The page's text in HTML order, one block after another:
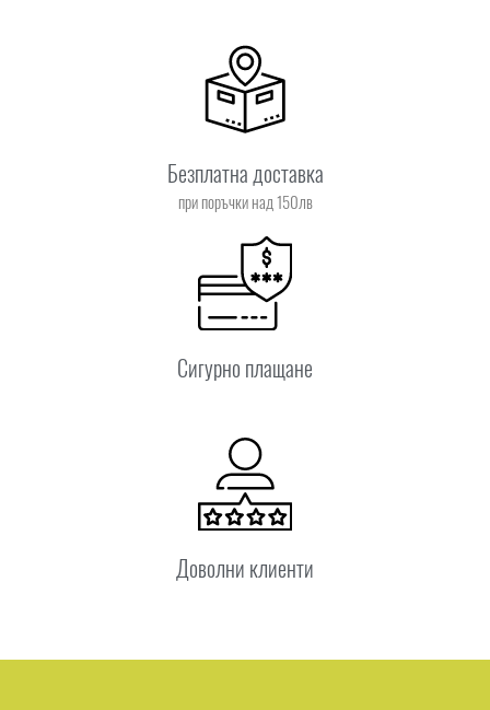
Безплатна доставка
при поръчки над 150лв
Сигурно плащане
Доволни клиенти